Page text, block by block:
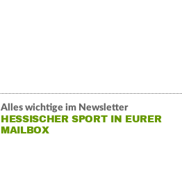
Alles wichtige im Newsletter
HESSISCHER SPORT IN EURER
MAILBOX